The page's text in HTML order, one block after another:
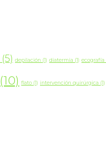
(5) depilación (1) diatermia (1) ecografía
(10) flato (1) intervención quirúrgica (1)